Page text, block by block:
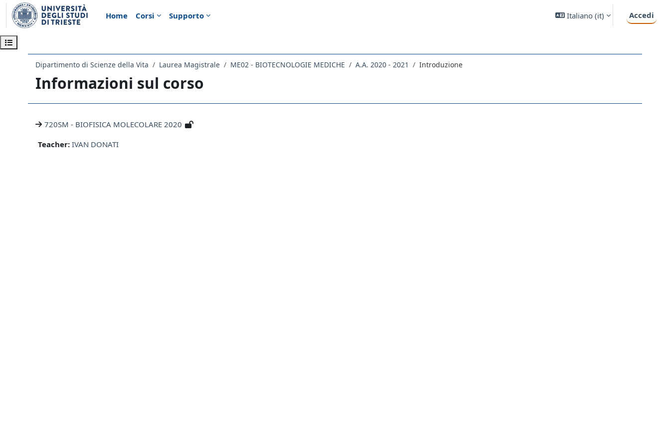
Vai al contenuto principale
Home
Corsi Supporto Italiano ‎(it)‎ Accedi
Apri indice del corso
Dipartimento di Scienze della Vita Laurea Magistrale ME02 - BIOTECNOLOGIE MEDICHE A.A. 2020 - 2021 Introduzione
Informazioni sul corso
720SM - BIOFISICA MOLECOLARE 2020
Teacher: IVAN DONATI